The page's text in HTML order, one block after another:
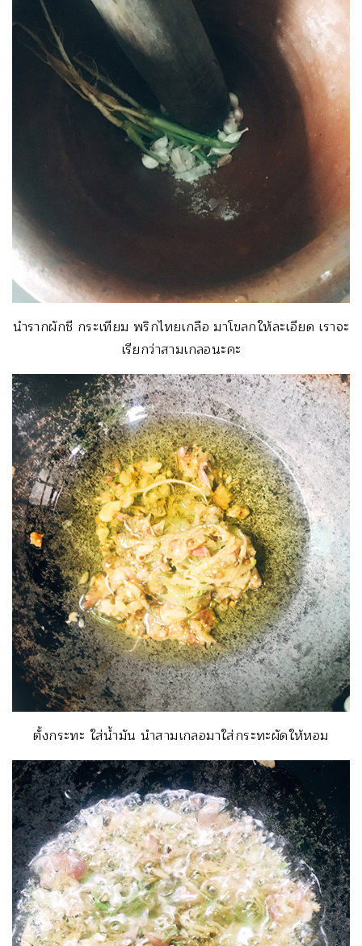
นำรากผักชี กระเทียม พริกไทยเกลือ มาโขลกให้ละเอียด เราจะ
เรียกว่าสามเกลอนะคะ
ตั้งกระทะ ใส่น้ำมัน นำสามเกลอมาใส่กระทะผัดให้หอม